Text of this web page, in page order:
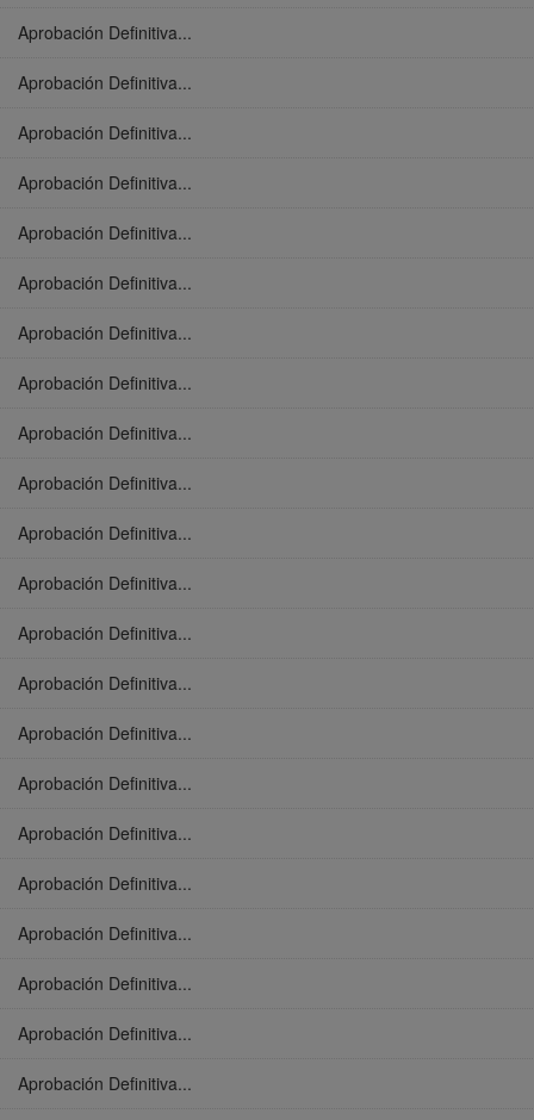
Aprobación Definitiva...
Aprobación Definitiva...
Aprobación Definitiva...
Aprobación Definitiva...
Aprobación Definitiva...
Aprobación Definitiva...
Aprobación Definitiva...
Aprobación Definitiva...
Aprobación Definitiva...
Aprobación Definitiva...
Aprobación Definitiva...
Aprobación Definitiva...
Aprobación Definitiva...
Aprobación Definitiva...
Aprobación Definitiva...
Aprobación Definitiva...
Aprobación Definitiva...
Aprobación Definitiva...
Aprobación Definitiva...
Aprobación Definitiva...
Aprobación Definitiva...
Aprobación Definitiva...